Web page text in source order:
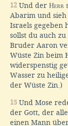
12 Und der Herr
Abarim und
Israels gegeben
sollst du auch
Bruder Aaron
Wüste Zin beim
widerspenstig
Wasser zu
der Wüste Zin.)
15 Und Mose
der Gott, der
einen Mann